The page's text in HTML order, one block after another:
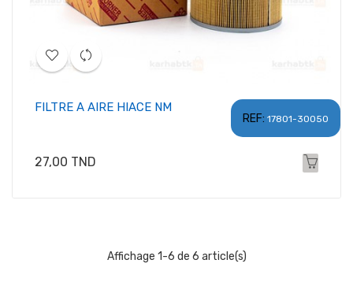
REF: 17801-30050
FILTRE A AIRE HIACE NM
Prix
27,00 TND
Affichage 1-6 de 6 article(s)